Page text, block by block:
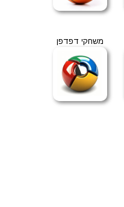
משחקי דפדפן